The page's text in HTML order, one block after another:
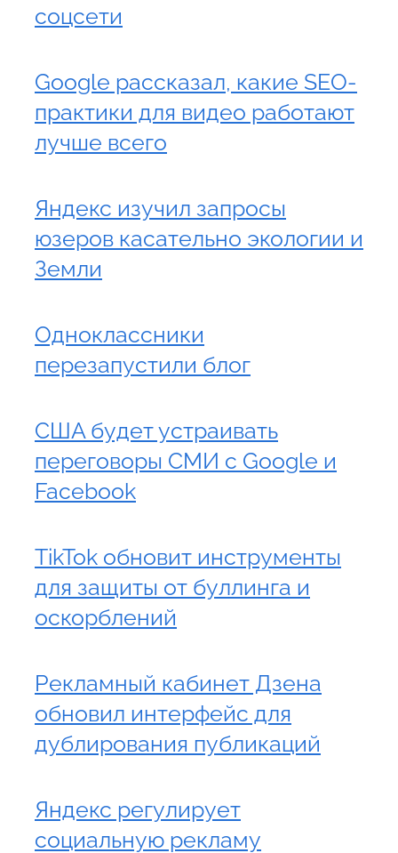
соцсети
Google рассказал, какие SEO-
практики для видео работают
лучше всего
Яндекс изучил запросы
юзеров касательно экологии и
Земли
Одноклассники
перезапустили блог
США будет устраивать
переговоры СМИ с Google и
Facebook
TikTok обновит инструменты
для защиты от буллинга и
оскорблений
Рекламный кабинет Дзена
обновил интерфейс для
дублирования публикаций
Яндекс регулирует
социальную рекламу